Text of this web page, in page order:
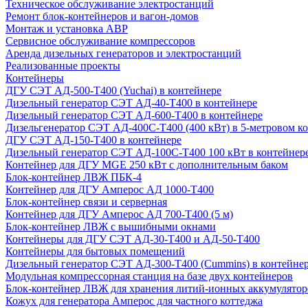
Техническое обслуживание электростанций
Ремонт блок-контейнеров и вагон-домов
Монтаж и установка АВР
Сервисное обслуживание компрессоров
Аренда дизельных генераторов и электростанций
Реализованные проекты
Контейнеры
ДГУ СЭТ АД-500-Т400 (Yuchai) в контейнере
Дизельный генератор СЭТ АД-40-Т400 в контейнере
Дизельный генератор СЭТ АД-600-Т400 в контейнере
Дизельгенератор СЭТ АД-400С-Т400 (400 кВт) в 5-метровом
ДГУ СЭТ АД-150-Т400 в контейнере
Дизельный генератор СЭТ АД-100С-Т400 100 кВт в
Контейнер для ДГУ MGE 250 кВт с дополнительным баком
Блок-контейнер ЛВЖ ПБК-4
Контейнер для ДГУ Амперос АД 1000-Т400
Блок-контейнер связи и серверная
Контейнер для ДГУ Амперос АД 700-Т400 (5 м)
Блок-контейнер ЛВЖ с вышибными окнами
Контейнеры для ДГУ СЭТ АД-30-Т400 и АД-50-Т400
Контейнеры для бытовых помещений
Дизельный генератор СЭТ АД-300-Т400 (Cummins) в
Модульная компрессорная станция на базе двух контейнеров
Блок-контейнер ЛВЖ для хранения литий-ионных
Кожух для генератора Амперос для частного коттеджа